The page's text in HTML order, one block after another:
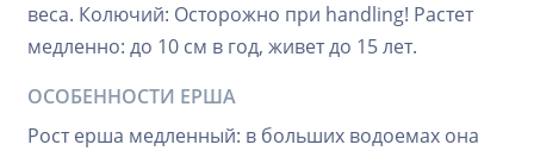
веса. Колючий: Осторожно при handling! Растет
медленно: до 10 см в год, живет до 15 лет.
ОСОБЕННОСТИ ЕРША
Рост ерша медленный: в больших водоемах она